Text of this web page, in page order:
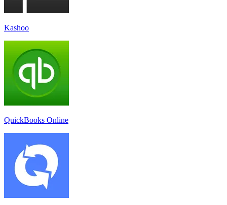
Kashoo
QuickBooks Online